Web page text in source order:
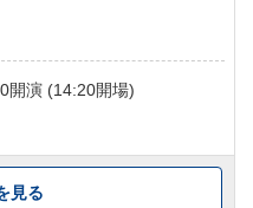
開演 (14:20開場)
見る